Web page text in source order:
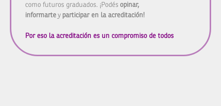
como futuros graduados. ¡Podés opinar,
informarte y participar en la acreditación!
Por eso la acreditación es un compromiso de todos